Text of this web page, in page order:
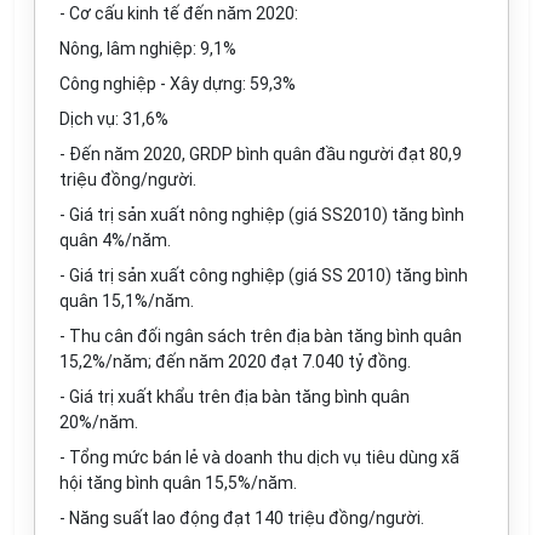
- Cơ cấu kinh tế đến năm 2020:
Nông, lâm nghiệp: 9,1%
Công nghiệp - Xây dựng: 59,3%
Dịch vụ: 31,6%
- Đến năm 2020, GRDP bình quân đầu người đạt 80,9
triệu đồng/người.
- Giá trị sản xuất nông nghiệp (giá SS2010) tăng bình
quân 4%/năm.
- Giá trị sản xuất công nghiệp (giá SS 2010) tăng bình
quân 15,1%/năm.
- Thu cân đối ngân sách trên địa bàn tăng bình quân
15,2%/năm; đến năm 2020 đạt 7.040 tỷ đồng.
- Giá trị xuất khẩu trên địa bàn tăng bình quân
20%/năm
- Tổng mức bán lẻ và doanh thu dịch vụ tiêu dùng xã
hội tăng bình quân 15,5%/năm.
- Năng suất lao động đạt 140 triệu đồng/người.